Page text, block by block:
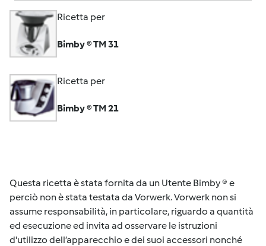
Ricetta per
Bimby ® TM 31
Ricetta per
Bimby ® TM 21
Questa ricetta è stata fornita da un Utente Bimby ® e
perciò non è stata testata da Vorwerk. Vorwerk non si
assume responsabilità, in particolare, riguardo a quantità
ed esecuzione ed invita ad osservare le istruzioni
d'utilizzo dell’apparecchio e dei suoi accessori nonché